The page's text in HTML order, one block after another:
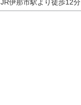
JR伊那市駅より徒歩12分